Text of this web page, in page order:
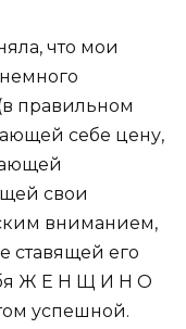
что мои
правильном
себе цену,
свои
вниманием,
ставящей его
Ж Е Н Щ И Н О
успешной.